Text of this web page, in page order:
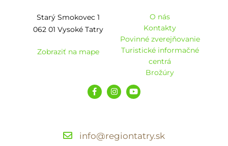
Starý Smokovec 1
062 01 Vysoké Tatry
Zobraziť na mape
O nás
Kontakty
Povinné zverejňovanie
Turistické informačné
centrá
Brožúry
info@regiontatry.sk